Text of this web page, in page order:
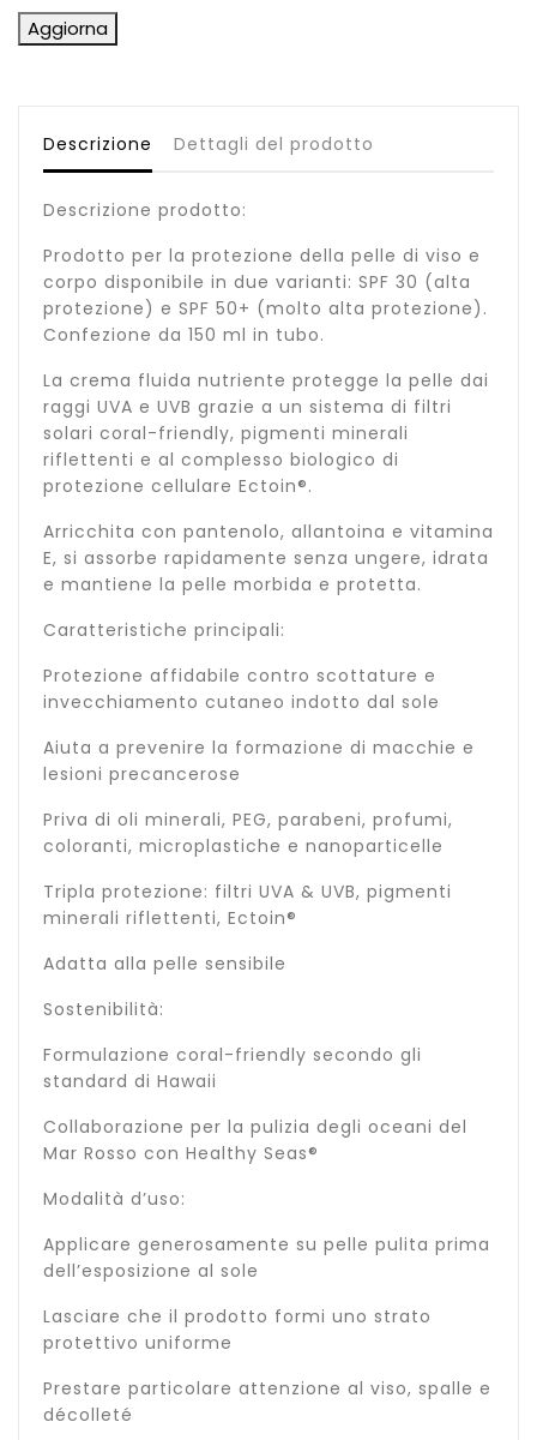
Descrizione Dettagli del prodotto
Descrizione prodotto:
Prodotto per la protezione della pelle di viso e
corpo disponibile in due varianti: SPF 30 (alta
protezione) e SPF 50+ (molto alta protezione).
Confezione da 150 ml in tubo.
La crema fluida nutriente protegge la pelle dai
raggi UVA e UVB grazie a un sistema di filtri
solari coral-friendly, pigmenti minerali
riflettenti e al complesso biologico di
protezione cellulare Ectoin®.
Arricchita con pantenolo, allantoina e vitamina
E, si assorbe rapidamente senza ungere, idrata
e mantiene la pelle morbida e protetta.
Caratteristiche principali:
Protezione affidabile contro scottature e
invecchiamento cutaneo indotto dal sole
Aiuta a prevenire la formazione di macchie e
lesioni precancerose
Priva di oli minerali, PEG, parabeni, profumi,
coloranti, microplastiche e nanoparticelle
Tripla protezione: filtri UVA & UVB, pigmenti
minerali riflettenti, Ectoin®
Adatta alla pelle sensibile
Sostenibilità:
Formulazione coral-friendly secondo gli
standard di Hawaii
Collaborazione per la pulizia degli oceani del
Mar Rosso con Healthy Seas®
Modalità d’uso:
Applicare generosamente su pelle pulita prima
dell’esposizione al sole
Lasciare che il prodotto formi uno strato
protettivo uniforme
Prestare particolare attenzione al viso, spalle e
décolleté